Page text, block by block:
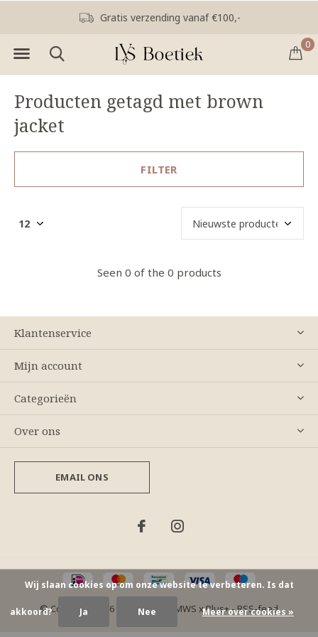
0
Gratis verzending vanaf €100,-
Producten getagd met brown
jacket
FILTER
Seen 0 of the 0 products
Klantenservice
Mijn account
Categorieën
Over ons
EMAIL ONS
© Copyright 2026 - Theme By DMWS xPlus+-RSS-feed
Wij slaan cookies op om onze website te verbeteren. Is dat
akkoord? Ja Nee Meer over cookies »